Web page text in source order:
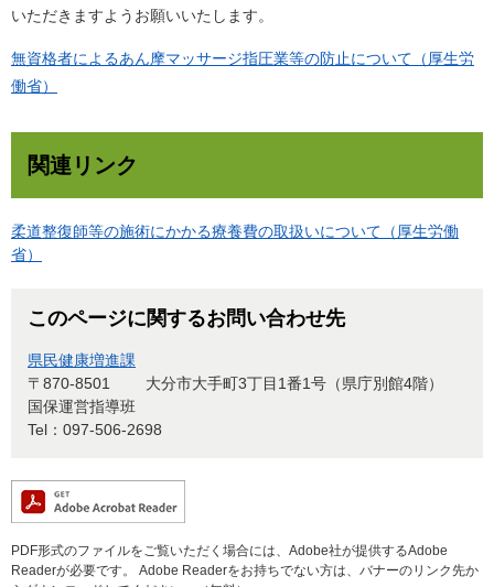
いただきますようお願いいたします。
無資格者によるあん摩マッサージ指圧業等の防止について（厚生労
働省）
関連リンク
柔道整復師等の施術にかかる療養費の取扱いについて（厚生労働
省）
このページに関するお問い合わせ先
県民健康増進課
〒870-8501
大分市大手町3丁目1番1号（県庁別館4階）
国保運営指導班
Tel：097-506-2698
PDF形式のファイルをご覧いただく場合には、Adobe社が提供するAdobe
Readerが必要です。
Adobe Readerをお持ちでない方は、バナーのリンク先か